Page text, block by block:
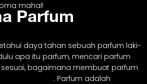
mahal!
Parfum
daya tahan sebuah parfum laki-
apa itu parfum, mencari parfum
bagaimana membuat parfum
. Parfum adalah